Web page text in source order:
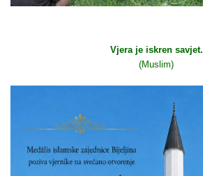
Vjera je iskren savjet.
(Muslim)